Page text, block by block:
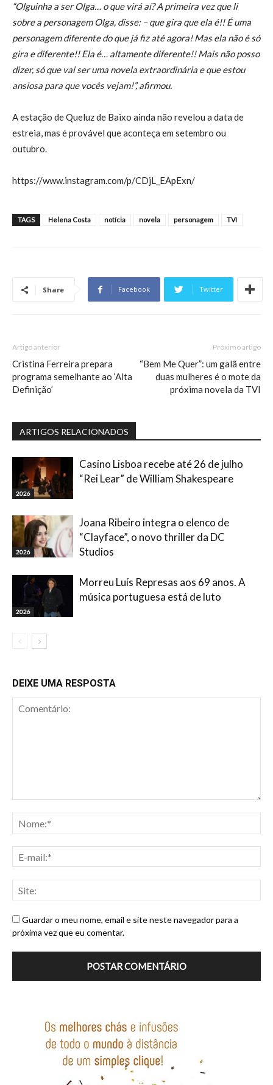
“Olguinha a ser Olga… o que virá aí? A primeira vez que li
sobre a personagem Olga, disse: – que gira que ela é!! É uma
personagem diferente do que já fiz até agora! Mas ela não é só
gira e diferente!! Ela é… altamente diferente!! Mais não posso
dizer, só que vai ser uma novela extraordinária e que estou
ansiosa para que vocês vejam!”, afirmou.
A estação de Queluz de Baixo ainda não revelou a data de
estreia, mas é provável que aconteça em setembro ou
outubro.
https://www.instagram.com/p/CDjL_EApExn/
TAGS Helena Costa notícia novela personagem TVI
Share Facebook Twitter
Artigo anterior
Cristina Ferreira prepara
programa semelhante ao ‘Alta
Definição’
Próximo artigo
“Bem Me Quer”: um galã entre
duas mulheres é o mote da
próxima novela da TVI
ARTIGOS RELACIONADOS
2026
Casino Lisboa recebe até 26 de julho
“Rei Lear” de William Shakespeare
2026
Joana Ribeiro integra o elenco de
“Clayface”, o novo thriller da DC
Studios
2026
Morreu Luís Represas aos 69 anos. A
música portuguesa está de luto
DEIXE UMA RESPOSTA
Guardar o meu nome, email e site neste navegador para a
próxima vez que eu comentar.